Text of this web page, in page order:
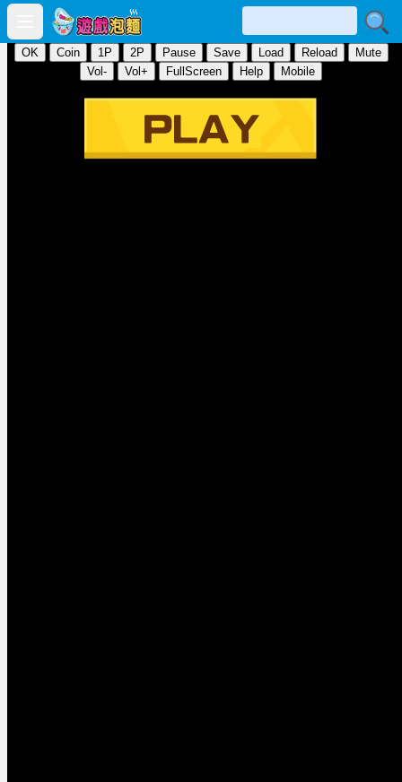
Open main menu